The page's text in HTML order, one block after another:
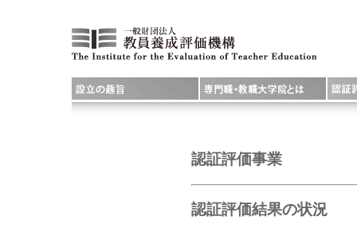
認証評価事業
認証評価結果の状況